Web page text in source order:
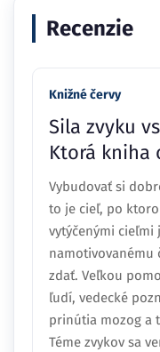
Recenzie
Knižné červy
Sila zvyku
Ktorá kniha
Vybudovať si
to je cieľ, po
vytýčenými cieľmi
namotivovanému
zdať. Veľkou
ľudí, vedecké
prinútia mozog a
Téme zvykov sa